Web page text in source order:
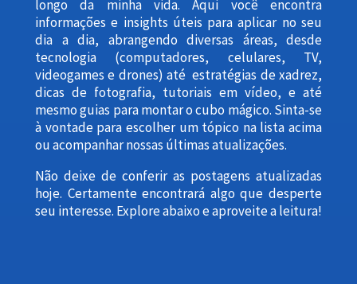
longo da minha vida. Aqui você encontra
informações e insights úteis para aplicar no seu
dia a dia, abrangendo diversas áreas, desde
tecnologia (computadores, celulares, TV,
videogames e drones) até estratégias de xadrez,
dicas de fotografia, tutoriais em vídeo, e até
mesmo guias para montar o cubo mágico. Sinta-se
à vontade para escolher um tópico na lista acima
ou acompanhar nossas últimas atualizações.
Não deixe de conferir as postagens atualizadas
hoje. Certamente encontrará algo que desperte
seu interesse. Explore abaixo e aproveite a leitura!